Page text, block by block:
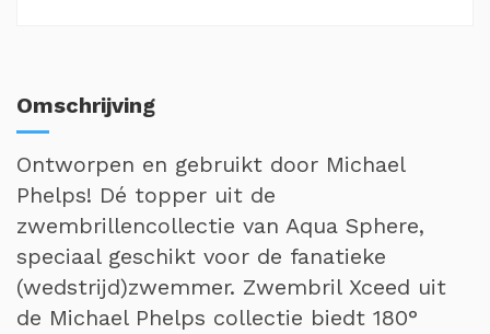
Omschrijving
Ontworpen en gebruikt door Michael
Phelps! Dé topper uit de
zwembrillencollectie van Aqua Sphere,
speciaal geschikt voor de fanatieke
(wedstrijd)zwemmer. Zwembril Xceed uit
de Michael Phelps collectie biedt 180°